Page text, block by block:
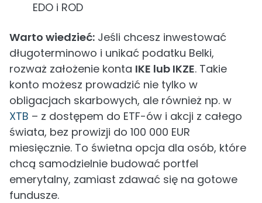
EDO i ROD
Warto wiedzieć: Jeśli chcesz inwestować
długoterminowo i unikać podatku Belki,
rozważ założenie konta IKE lub IKZE. Takie
konto możesz prowadzić nie tylko w
obligacjach skarbowych, ale również np. w
XTB – z dostępem do ETF-ów i akcji z całego
świata, bez prowizji do 100 000 EUR
miesięcznie. To świetna opcja dla osób, które
chcą samodzielnie budować portfel
emerytalny, zamiast zdawać się na gotowe
fundusze.